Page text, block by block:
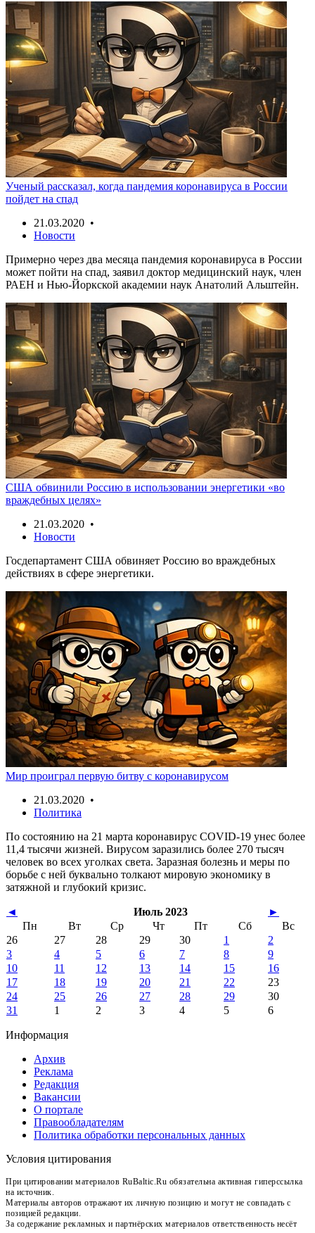
Ученый рассказал, когда пандемия коронавируса в России
пойдет на спад
21.03.2020 •
Новости
Примерно через два месяца пандемия коронавируса в России
может пойти на спад, заявил доктор медицинский наук, член
РАЕН и Нью-Йоркской академии наук Анатолий Альштейн.
США обвинили Россию в использовании энергетики «во
враждебных целях»
21.03.2020 •
Новости
Госдепартамент США обвиняет Россию во враждебных
действиях в сфере энергетики.
Мир проиграл первую битву с коронавирусом
21.03.2020 •
Политика
По состоянию на 21 марта коронавирус COVID-19 унес более
11,4 тысячи жизней. Вирусом заразились более 270 тысяч
человек во всех уголках света. Заразная болезнь и меры по
борьбе с ней буквально толкают мировую экономику в
затяжной и глубокий кризис.
◄ Июль 2023
►
Пн
Вт Ср Чт Пт Сб
Вс
26
27 28 29 30 1
2
3
4 5 6 7 8
9
10
11 12 13 14 15
16
17
18 19 20 21 22
23
24
25 26 27 28 29
30
31
1 2 3 4 5 6
Информация
Архив
Реклама
Редакция
Вакансии
О портале
Правообладателям
Политика обработки персональных данных
Условия цитирования
При цитировании материалов RuBaltic.Ru обязательна активная гиперссылка
на источник.
Материалы авторов отражают их личную позицию и могут не совпадать с
позицией редакции.
За содержание рекламных и партнёрских материалов ответственность несёт